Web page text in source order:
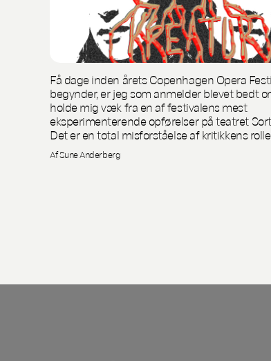
Få dage inden årets Copenhagen Opera
begynder, er jeg som anmelder blevet bedt
holde mig væk fra en af festivalens mest
eksperimenterende opførelser på teatret
Det er en total misforståelse af kritikkens rolle.
Af Sune Anderberg